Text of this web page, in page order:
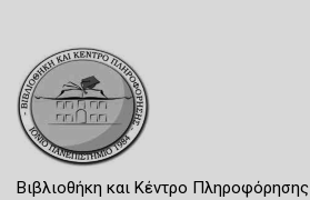
Βιβλιοθήκη και Κέντρο Πληροφόρησης